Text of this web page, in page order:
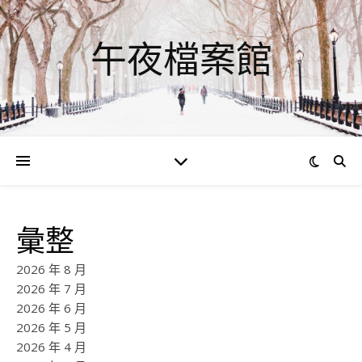
午夜檔案館
彙整
2026 年 8 月
2026 年 7 月
2026 年 6 月
2026 年 5 月
2026 年 4 月